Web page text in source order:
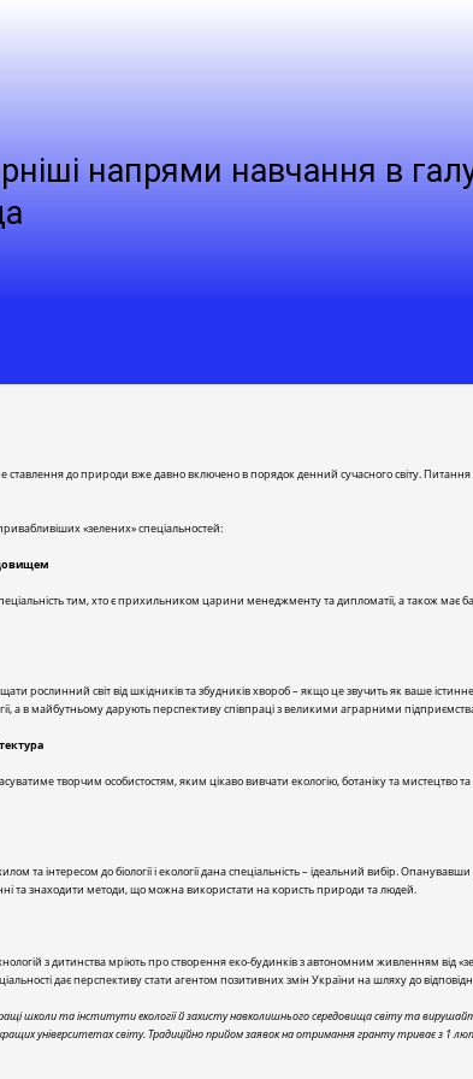
ставлення до природи вже давно включено в порядок денний сучасного світу.
«зелених» спеціальностей:
тим, хто є прихильником царини менеджменту та дипломатії, а також має
рослинний світ від шкідників та збудників хвороб – якщо це звучить як ваше
а в майбутньому дарують перспективу співпраці з великими аграрними
творчим особистостям, яким цікаво вивчати екологію, ботаніку та
та інтересом до біології і екології дана спеціальність – ідеальний вибір.
та знаходити методи, що можна використати на користь природи та людей.
з дитинства мріють про створення еко-будинків з автономним живленням від
дає перспективу стати агентом позитивних змін України на шляху до
школи та інститути екології й захисту навколишнього середовища світу та
університетах світу. Традиційно прийом заявок на отримання гранту триває з 1
напрями навчання в